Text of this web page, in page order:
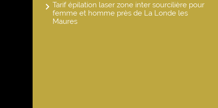
Tarif épilation laser zone inter sourcilière pour
femme et homme près de La Londe les
Maures